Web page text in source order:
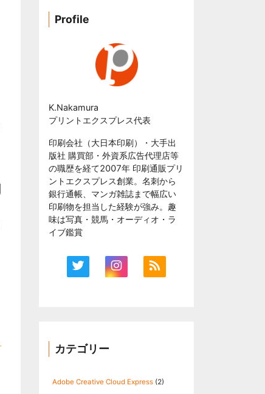
Profile
K.Nakamura
プリントエクスプレス代表
印刷会社（大日本印刷）・大手出
版社 購買部・外資系広告代理店等
の職歴を経て2007年 印刷通販プリ
ントエクスプレス創業。名刺から
銀行通帳、マンガ雑誌まで幅広い
印刷物を担当した経験が強み。趣
味は写真・競馬・オーディオ・ラ
イブ鑑賞
カテゴリー
Adobe Creative Cloud Express(2)